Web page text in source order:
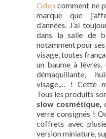
Oden comment ne
marque que
d’années. J’ai
dans la salle de
notamment pour
visage, toutes
un baume à lèvres,
démaquillante,
visage,… ! Cette
Tous les produits
slow cosmétique,
verre consignés !
coffrets avec
version miniature,